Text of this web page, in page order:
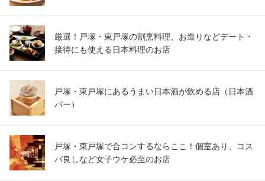
厳選！戸塚・東戸塚の割烹料理、お造りなどデート・
接待にも使える日本料理のお店
戸塚・東戸塚にあるうまい日本酒が飲める店（日本酒
バー）
戸塚・東戸塚で合コンするならここ！個室あり、コス
パ良しなど女子ウケ必至のお店